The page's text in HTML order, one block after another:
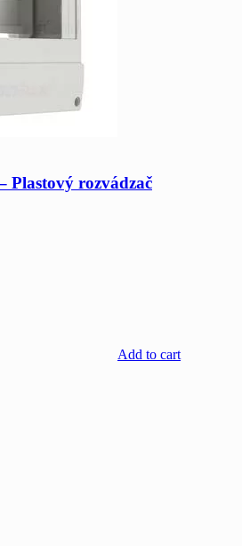
Plastový rozvádzač
Add to cart